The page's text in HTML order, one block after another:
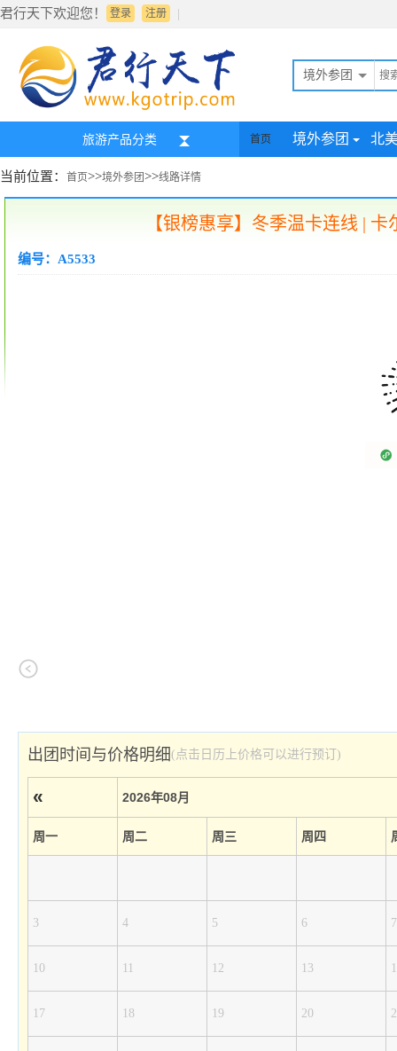
君行天下欢迎您！ 登录 |
注册
境外参团
旅游产品分类 首页 境外参团 北
当前位置： 首页>>境外参团>>线路详情
【银榜惠享】冬季温卡连线 |
编号：A5533
出团时间与价格明细(点击日历上价格可以进行预订)
« 2026年08月
周一 周二 周三 周四
3 4 5 6 7
10 11 12 13
17 18 19 20